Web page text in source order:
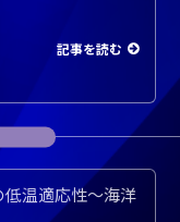
記事を読む
温適応性～海洋